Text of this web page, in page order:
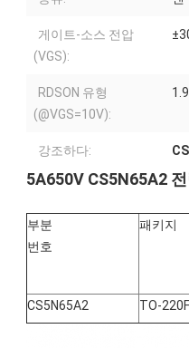
게이트-소스 전압
(VGS):
RDSON 유형
(@VGS=10V):
강조하다:
5A650V CS5N65A2
부분
번호
패키지
CS5N65A2 TO-220F